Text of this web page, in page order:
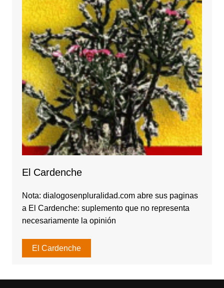
El Cardenche
Nota: dialogosenpluralidad.com abre sus paginas
a El Cardenche: suplemento que no representa
necesariamente la opinión
El Cardenche